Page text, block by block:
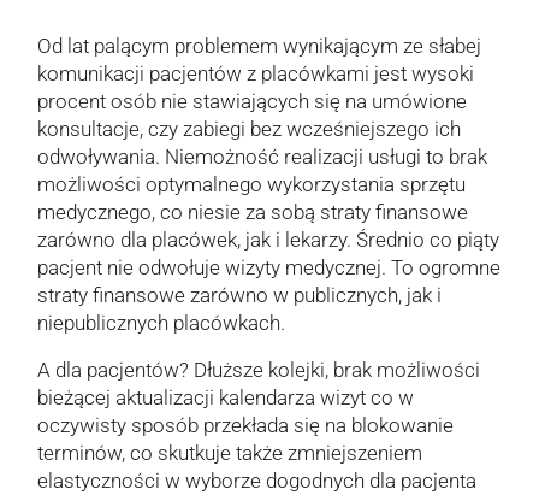
Od lat palącym problemem wynikającym ze słabej
komunikacji pacjentów z placówkami jest wysoki
procent osób nie stawiających się na umówione
konsultacje, czy zabiegi bez wcześniejszego ich
odwoływania. Niemożność realizacji usługi to brak
możliwości optymalnego wykorzystania sprzętu
medycznego, co niesie za sobą straty finansowe
zarówno dla placówek, jak i lekarzy. Średnio co piąty
pacjent nie odwołuje wizyty medycznej. To ogromne
straty finansowe zarówno w publicznych, jak i
niepublicznych placówkach.
A dla pacjentów? Dłuższe kolejki, brak możliwości
bieżącej aktualizacji kalendarza wizyt co w
oczywisty sposób przekłada się na blokowanie
terminów, co skutkuje także zmniejszeniem
elastyczności w wyborze dogodnych dla pacjenta